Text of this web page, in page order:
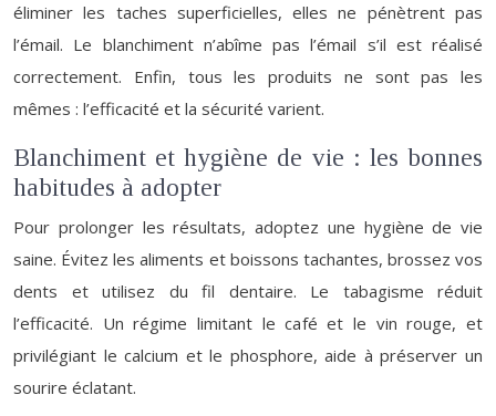
éliminer les taches superficielles, elles ne pénètrent pas
l’émail. Le blanchiment n’abîme pas l’émail s’il est réalisé
correctement. Enfin, tous les produits ne sont pas les
mêmes : l’efficacité et la sécurité varient.
Blanchiment et hygiène de vie : les bonnes
habitudes à adopter
Pour prolonger les résultats, adoptez une hygiène de vie
saine. Évitez les aliments et boissons tachantes, brossez vos
dents et utilisez du fil dentaire. Le tabagisme réduit
l’efficacité. Un régime limitant le café et le vin rouge, et
privilégiant le calcium et le phosphore, aide à préserver un
sourire éclatant.